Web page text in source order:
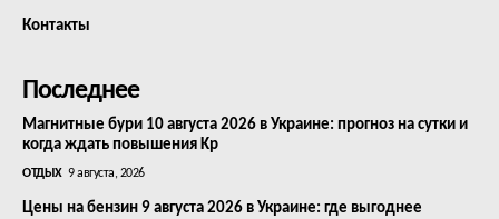
Контакты
Последнее
Магнитные бури 10 августа 2026 в Украине: прогноз на сутки и
когда ждать повышения Kp
ОТДЫХ 9 августа, 2026
Цены на бензин 9 августа 2026 в Украине: где выгоднее